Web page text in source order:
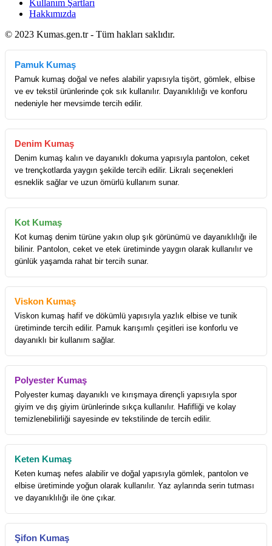
Kullanım Şartları
Hakkımızda
© 2023 Kumas.gen.tr - Tüm hakları saklıdır.
Pamuk Kumaş
Pamuk kumaş doğal ve nefes alabilir yapısıyla tişört, gömlek, elbise
ve ev tekstil ürünlerinde çok sık kullanılır. Dayanıklılığı ve konforu
nedeniyle her mevsimde tercih edilir.
Denim Kumaş
Denim kumaş kalın ve dayanıklı dokuma yapısıyla pantolon, ceket
ve trençkotlarda yaygın şekilde tercih edilir. Likralı seçenekleri
esneklik sağlar ve uzun ömürlü kullanım sunar.
Kot Kumaş
Kot kumaş denim türüne yakın olup şık görünümü ve dayanıklılığı ile
bilinir. Pantolon, ceket ve etek üretiminde yaygın olarak kullanılır ve
günlük yaşamda rahat bir tercih sunar.
Viskon Kumaş
Viskon kumaş hafif ve dökümlü yapısıyla yazlık elbise ve tunik
üretiminde tercih edilir. Pamuk karışımlı çeşitleri ise konforlu ve
dayanıklı bir kullanım sağlar.
Polyester Kumaş
Polyester kumaş dayanıklı ve kırışmaya dirençli yapısıyla spor
giyim ve dış giyim ürünlerinde sıkça kullanılır. Hafifliği ve kolay
temizlenebilirliği sayesinde ev tekstilinde de tercih edilir.
Keten Kumaş
Keten kumaş nefes alabilir ve doğal yapısıyla gömlek, pantolon ve
elbise üretiminde yoğun olarak kullanılır. Yaz aylarında serin tutması
ve dayanıklılığı ile öne çıkar.
Şifon Kumaş